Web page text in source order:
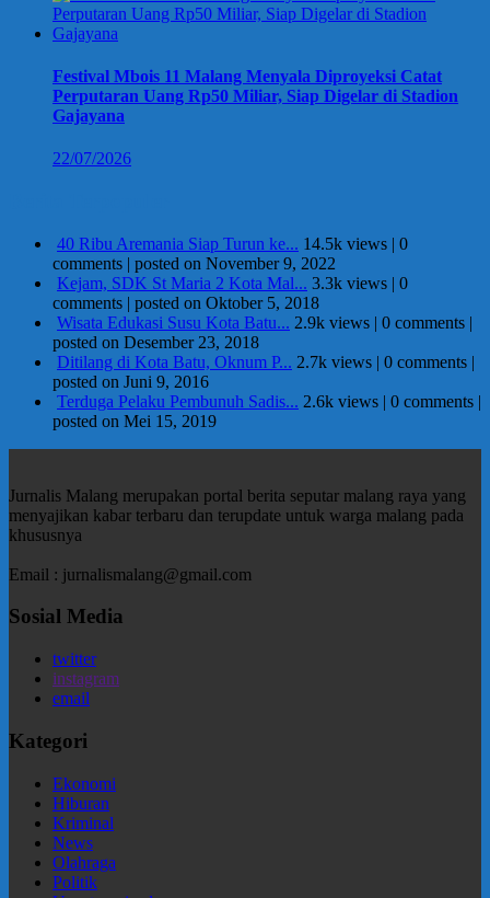
Festival Mbois 11 Malang Menyala Diproyeksi Catat
Perputaran Uang Rp50 Miliar, Siap Digelar di Stadion
Gajayana
22/07/2026
40 Ribu Aremania Siap Turun ke... 14.5k views | 0
comments | posted on November 9, 2022
Kejam, SDK St Maria 2 Kota Mal... 3.3k views | 0
comments | posted on Oktober 5, 2018
Wisata Edukasi Susu Kota Batu... 2.9k views | 0 comments |
posted on Desember 23, 2018
Ditilang di Kota Batu, Oknum P... 2.7k views | 0 comments |
posted on Juni 9, 2016
Terduga Pelaku Pembunuh Sadis... 2.6k views | 0 comments |
posted on Mei 15, 2019
Jurnalis Malang merupakan portal berita seputar malang raya yang
menyajikan kabar terbaru dan terupdate untuk warga malang pada
khususnya
Email : jurnalismalang@gmail.com
Sosial Media
twitter
instagram
email
Kategori
Ekonomi
Hiburan
Kriminal
News
Olahraga
Politik